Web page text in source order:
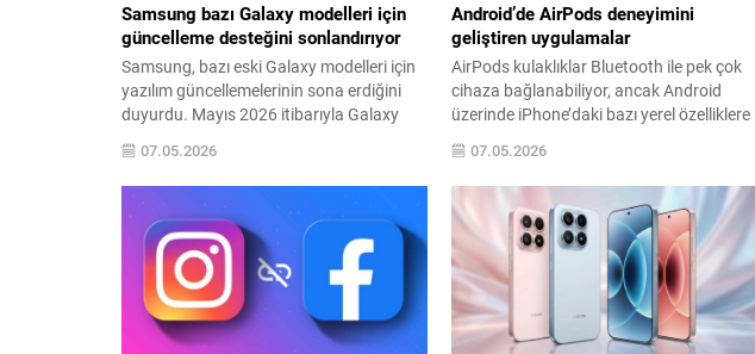
Samsung bazı Galaxy modelleri için
güncelleme desteğini sonlandırıyor
Samsung, bazı eski Galaxy modelleri için
yazılım güncellemelerinin sona erdiğini
duyurdu. Mayıs 2026 itibarıyla Galaxy
A13, Galaxy A23 ve Galaxy M33 5G
modelleri yıl içindeki resmi güncelleme
döngüsünden çıkarılıyor. 2022’de Android
bu cihazlar, piyasaya sürüldükleri tarihten
itibaren yaklaşık dört yıl boyunca
düzenli...
07.05.2026
Android’de AirPods deneyimini
geliştiren uygulamalar
AirPods kulaklıklar Bluetooth ile pek çok
cihaza bağlanabiliyor, ancak Android
üzerinde iPhone’daki bazı yerel özelliklere
doğrudan erişim sağlanamıyor. Yine de
üçüncü taraf uygulamalar sayesinde
birçok Apple’a özgü fonksiyon Android’de
kullanılabilir hale geliyor. Aşağıda,
Android ve Windows kullanıcılarının
AirPods deneyimini zenginleştiren başlıca
uygulamalar ve hangi özelliklerin hâlâ
sadece Apple ekosisteminde kaldığına...
07.05.2026